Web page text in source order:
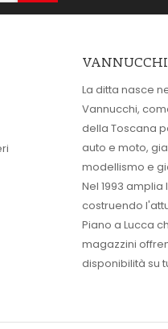
La ditta nasce
Vannucchi,
della Toscana
auto e moto,
modellismo e
Nel 1993
costruendo
Piano a Lucca
magazzini
disponibilità su